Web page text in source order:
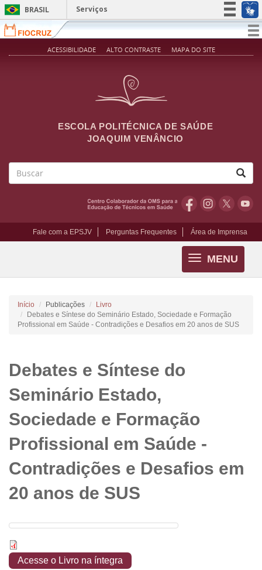
Pular para o conteúdo principal
BRASIL
Serviços
Simplifique!
Participe
ACESSIBILIDADE ALTO CONTRASTE MAPA DO SITE
ESCOLA POLITÉCNICA DE SAÚDE
JOAQUIM VENÂNCIO
Fale com a EPSJV Perguntas Frequentes Área de Imprensa
MENU
Toggle
navigation
Início Publicações
Livro
Debates e Síntese do Seminário Estado, Sociedade e Formação
Profissional em Saúde - Contradições e Desafios em 20 anos de SUS
Debates e Síntese do
Seminário Estado,
Sociedade e Formação
Profissional em Saúde -
Contradições e Desafios em
20 anos de SUS
Acesse o Livro na íntegra